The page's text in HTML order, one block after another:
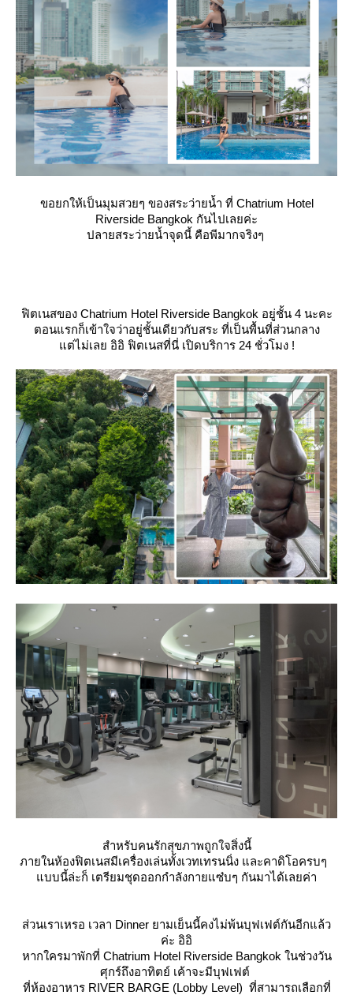
ขอยกให้เป็นมุมสวยๆ ของสระว่ายน้ำ ที่ Chatrium Hotel
Riverside Bangkok กันไปเลยค่ะ
ปลายสระว่ายน้ำจุดนี้ คือพีมากจริงๆ
ฟิตเนสของ Chatrium Hotel Riverside Bangkok อยู่ชั้น 4 นะคะ
ตอนแรกก็เข้าใจว่าอยู่ชั้นเดียวกับสระ ที่เป็นพื้นที่ส่วนกลาง
ต่ไม่เลย อิอิ ฟิตเนสที่นี่ เปิดบริการ 24 ชั่วโมง !
สำหรับคนรักสุขภาพถูกใจสิ่งนี้
ภายในห้องฟิตเนสมีเครื่องเล่นทั้งเวทเทรนนิ่ง และคาดิโอครบๆ
บบนี้ล่ะก็ เตรียมชุดออกกำลังกายแซ๋บๆ กันมาได้เลยค่า
ส่วนเราเหรอ เวลา Dinner ยามเย็นนี้คงไม่พ้นบุฟเฟต์กันอีกแล้ว
ค่ะ อิอิ
หากใครมาพักที่ Chatrium Hotel Riverside Bangkok ในช่วงวัน
ศุกร์ถึงอาทิตย์ เค้าจะมีบุฟเฟต์
ที่ห้องอาหาร RIVER BARGE (Lobby Level) ที่สามารถเลือกที่